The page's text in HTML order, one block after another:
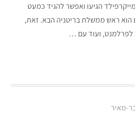
הגיעו ואפשר להגיד כמעט
הוא ראש ממשלת בריטניה הבא. זאת,
לפרלמנט, ועוד עם …
מאיר